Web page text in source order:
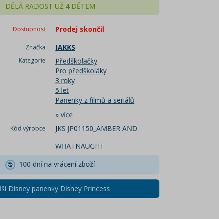
DĚLÁ RADOST UŽ 4DĚTEM
Dostupnost Prodej skončil
Značka JAKKS
Kategorie
Předškolačky
Pro předškoláky
3 roky
5 let
Panenky z filmů a seriálů
» více
Kód výrobce
JKS JP01150_AMBER AND
WHATNAUGHT
100 dní na vrácení zboží
Disney panenky Disney Princess